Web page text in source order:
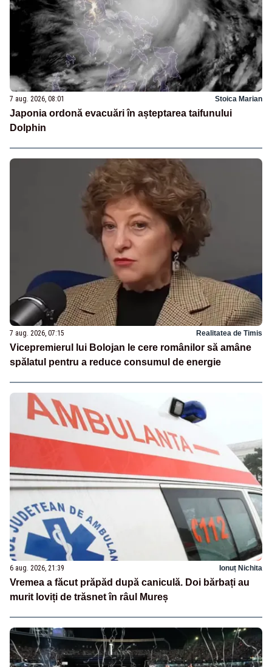
7 aug. 2026, 08:01 Stoica Marian
Japonia ordonă evacuări în așteptarea taifunului
Dolphin
7 aug. 2026, 07:15 Realitatea de Timis
Vicepremierul lui Bolojan le cere românilor să amâne
spălatul pentru a reduce consumul de energie
6 aug. 2026, 21:39 Ionuț Nichita
Vremea a făcut prăpăd după caniculă. Doi bărbați au
murit loviți de trăsnet în râul Mureș